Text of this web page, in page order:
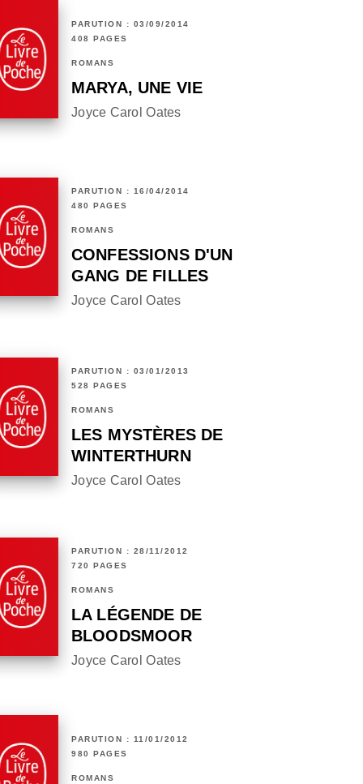
PARUTION : 03/09/2014
408 PAGES
ROMANS
MARYA, UNE VIE
Joyce Carol Oates
PARUTION : 16/04/2014
480 PAGES
ROMANS
CONFESSIONS D'UN
GANG DE FILLES
Joyce Carol Oates
PARUTION : 03/01/2013
528 PAGES
ROMANS
LES MYSTÈRES DE
WINTERTHURN
Joyce Carol Oates
PARUTION : 28/11/2012
720 PAGES
ROMANS
LA LÉGENDE DE
BLOODSMOOR
Joyce Carol Oates
PARUTION : 11/01/2012
980 PAGES
ROMANS